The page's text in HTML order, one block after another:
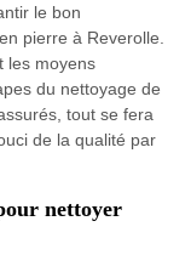
le bon
pierre à Reverolle.
les moyens
du nettoyage de
tout se fera
de la qualité par
nettoyer